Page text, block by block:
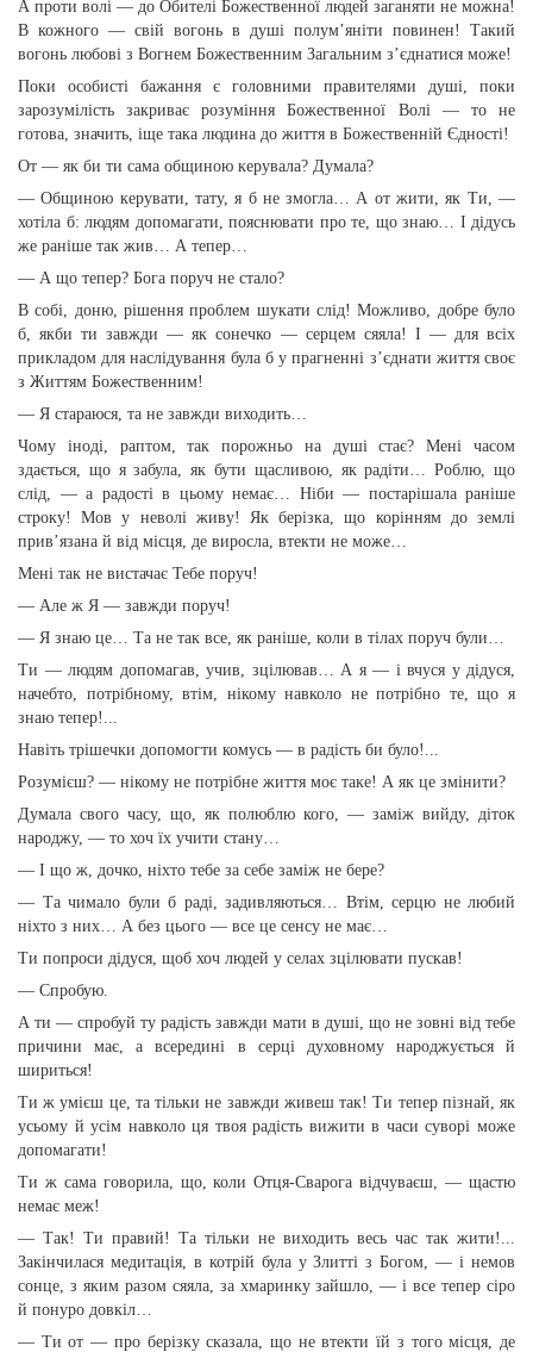
А проти волі — до Обителі Божественної людей заганяти не можна!
В кожного — свій вогонь в душі полум’яніти повинен! Такий
вогонь любові з Вогнем Божественним Загальним з’єднатися може!
Поки особисті бажання є головними правителями душі, поки
зарозумілість закриває розуміння Божественної Волі — то не
готова, значить, іще така людина до життя в Божественній Єдності!
От — як би ти сама общиною керувала? Думала?
— Общиною керувати, тату, я б не змогла… А от жити, як Ти, —
хотіла б: людям допомагати, пояснювати про те, що знаю… І дідусь
же раніше так жив… А тепер…
— А що тепер? Бога поруч не стало?
В собі, доню, рішення проблем шукати слід! Можливо, добре було
б, якби ти завжди — як сонечко — серцем сяяла! І — для всіх
прикладом для наслідування була б у прагненні з’єднати життя своє
з Життям Божественним!
— Я стараюся, та не завжди виходить…
Чому іноді, раптом, так порожньо на душі стає? Мені часом
здається, що я забула, як бути щасливою, як радіти… Роблю, що
слід, — а радості в цьому немає… Ніби — постарішала раніше
строку! Мов у неволі живу! Як берізка, що корінням до землі
прив’язана й від місця, де виросла, втекти не може…
Мені так не вистачає Тебе поруч!
— Але ж Я — завжди поруч!
— Я знаю це… Та не так все, як раніше, коли в тілах поруч були…
Ти — людям допомагав, учив, зцілював… А я — і вчуся у дідуся,
начебто, потрібному, втім, нікому навколо не потрібно те, що я
знаю тепер!...
Навіть трішечки допомогти комусь — в радість би було!...
Розумієш? — нікому не потрібне життя моє таке! А як це змінити?
Думала свого часу, що, як полюблю кого, — заміж вийду, діток
народжу, — то хоч їх учити стану…
— І що ж, дочко, ніхто тебе за себе заміж не бере?
— Та чимало були б раді, задивляються… Втім, серцю не любий
ніхто з них… А без цього — все це сенсу не має…
Ти попроси дідуся, щоб хоч людей у селах зцілювати пускав!
— Спробую.
А ти — спробуй ту радість завжди мати в душі, що не зовні від тебе
причини має, а всередині в серці духовному народжується й
шириться!
Ти ж умієш це, та тільки не завжди живеш так! Ти тепер пізнай, як
усьому й усім навколо ця твоя радість вижити в часи суворі може
допомагати!
Ти ж сама говорила, що, коли Отця-Сварога відчуваєш, — щастю
немає меж!
— Так! Ти правий! Та тільки не виходить весь час так жити!...
Закінчилася медитація, в котрій була у Злитті з Богом, — і немов
сонце, з яким разом сяяла, за хмаринку зайшло, — і все тепер сіро
й понуро довкіл…
— Ти от — про берізку сказала, що не втекти їй з того місця, де